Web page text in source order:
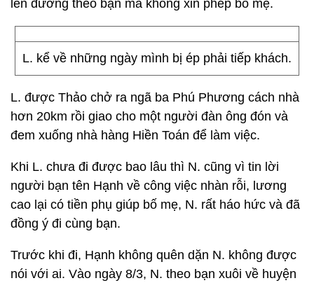
lên đường theo bạn mà không xin phép bố mẹ.
L. kể về những ngày mình bị ép phải tiếp khách.
L. được Thảo chở ra ngã ba Phú Phương cách nhà
hơn 20km rồi giao cho một người đàn ông đón và
đem xuống nhà hàng Hiền Toán để làm việc.
Khi L. chưa đi được bao lâu thì N. cũng vì tin lời
người bạn tên Hạnh về công việc nhàn rỗi, lương
cao lại có tiền phụ giúp bố mẹ, N. rất háo hức và đã
đồng ý đi cùng bạn.
Trước khi đi, Hạnh không quên dặn N. không được
nói với ai. Vào ngày 8/3, N. theo bạn xuôi về huyện